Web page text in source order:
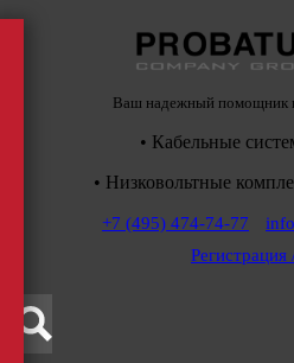
Ваш надежный помощник
• Кабельные
• Низковольтные
+7 (495) 474-74-77
Регистрация